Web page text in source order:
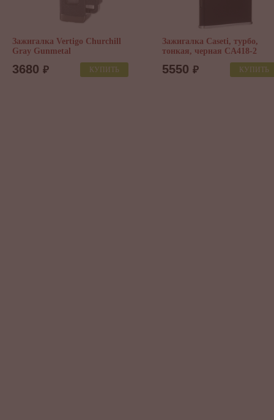
Зажигалка Les Fines Lames LE
FEU Brick - Black, LF4001002
15400 КУПИТЬ
Гильотина Caseti,
CA138-1
4650